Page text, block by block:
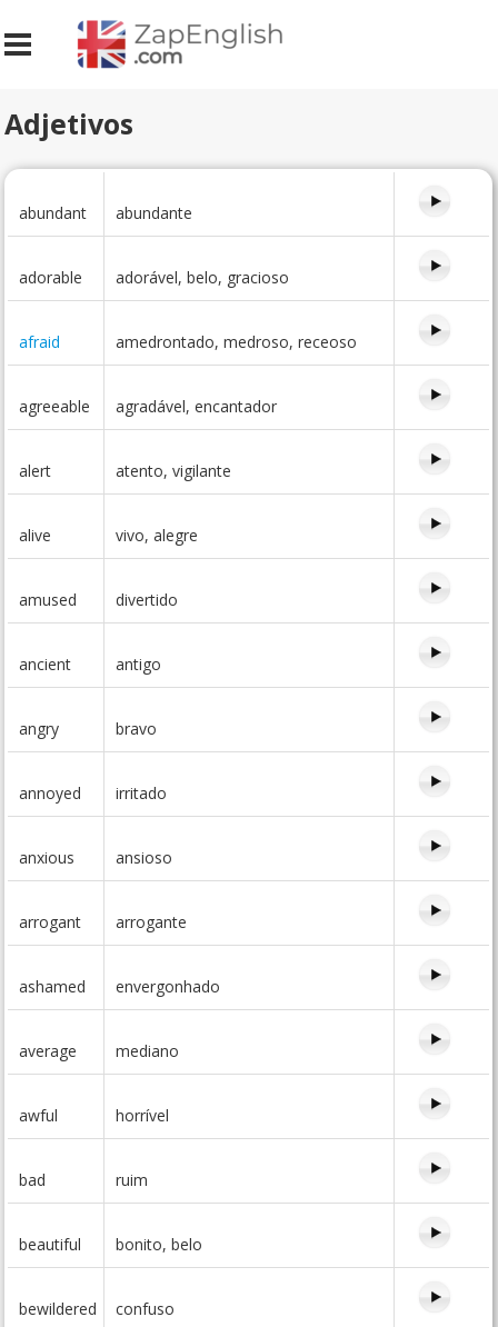
Adjetivos
abundant abundante
adorable adorável, belo, gracioso
afraid amedrontado, medroso, receoso
agreeable agradável, encantador
alert atento, vigilante
alive vivo, alegre
amused divertido
ancient antigo
angry bravo
annoyed irritado
anxious ansioso
arrogant arrogante
ashamed envergonhado
average mediano
awful horrível
bad ruim
beautiful bonito, belo
bewildered confuso